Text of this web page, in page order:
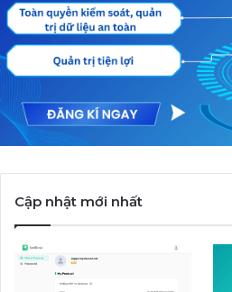
Cập nhật mới nhất